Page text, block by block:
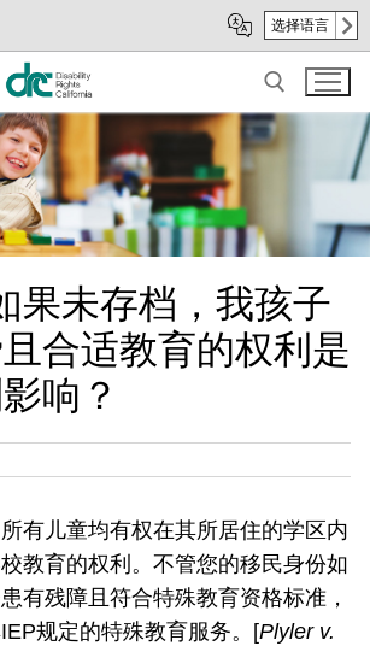
选择语言
Search for:
果未存档，我孩子
合适教育的权利是
响？
有儿童均有权在其所居住的学区内
教育的权利。不管您的移民身份如
有残障且符合特殊教育资格标准，
规定的特殊教育服务。[Plyler v.